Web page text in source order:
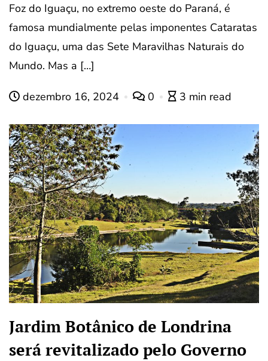
Foz do Iguaçu, no extremo oeste do Paraná, é
famosa mundialmente pelas imponentes Cataratas
do Iguaçu, uma das Sete Maravilhas Naturais do
Mundo. Mas a […]
dezembro 16, 2024 0 3 min read
Jardim Botânico de Londrina
será revitalizado pelo Governo